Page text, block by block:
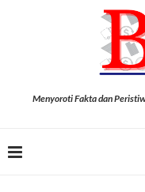
Menyoroti Fakta dan